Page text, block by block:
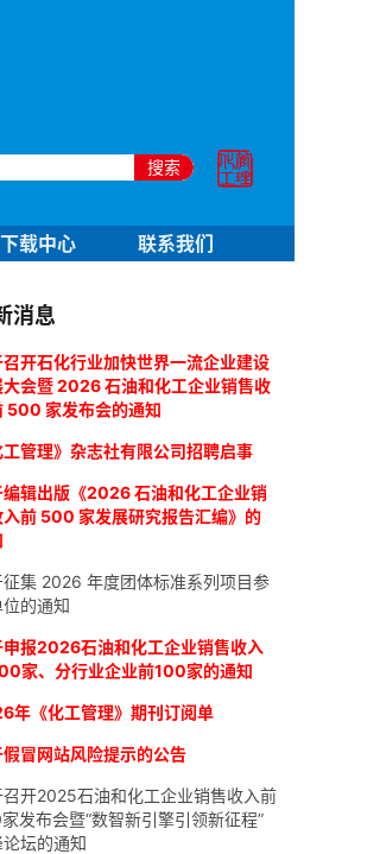
搜索
下载中心 联系我们
消息
开石化行业加快世界一流企业建设
大会暨 2026 石油和化工企业销售收
500 家发布会的通知
工管理》杂志社有限公司招聘启事
编辑出版《2026 石油和化工企业销
入前 500 家发展研究报告汇编》的
征集 2026 年度团体标准系列项目参
的通知
申报2026石油和化工企业销售收入
家、分行业企业前100家的通知
年《化工管理》期刊订阅单
冒网站风险提示的公告
召开2025石油和化工企业销售收入前
发布会暨“数智新引擎引领新征程”
坛的通知